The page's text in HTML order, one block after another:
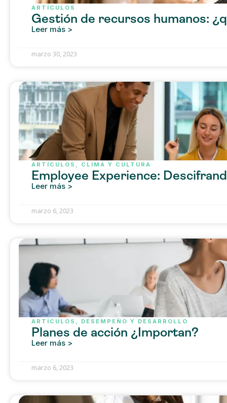
ARTÍCULOS
Gestión de recursos humanos:
Leer más >
marzo 30, 2023
ARTÍCULOS CLIMA Y CULTURA
Employee Experience:
Leer más >
marzo 6, 2023
ARTÍCULOS DESEMPEÑO Y DESARROLLO
Planes de acción ¿Importan?
Leer más >
marzo 6, 2023